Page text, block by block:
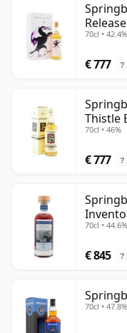
70cl • 42.4%
€ 777 ?
Thistle
70cl • 46%
€ 777 ?
28 jaar
70cl • 44.6%
€ 845 ?
70cl • 47.8%